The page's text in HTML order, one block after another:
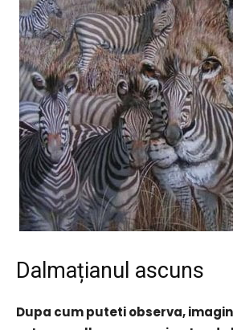
Dalmațianul ascuns
Dupa cum puteti observa,